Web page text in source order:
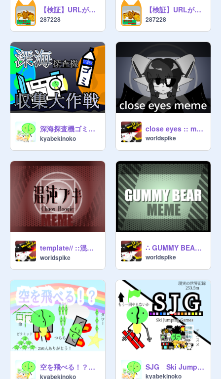
【検証】URLが10億以上は本当に傾向に乗らないのか？ 10億バージョン
287228
【検証】URLが10億以上は本当に傾向に乗らないのか？ 8億バージョン
287228
深海探査機ゴミ収集大作戦!!! SDG.s
kyabekinoko
close eyes :: meme ::
worldspike
template// ::混沌ブギ chaotic boogie:: meme
worldspike
∴ GUMMY BEAR ∴ -meme-
worldspike
空を飛べる！？プラットフォーマー 250人記念作品！
kyabekinoko
SJG Ski Jumping Games
kyabekinoko